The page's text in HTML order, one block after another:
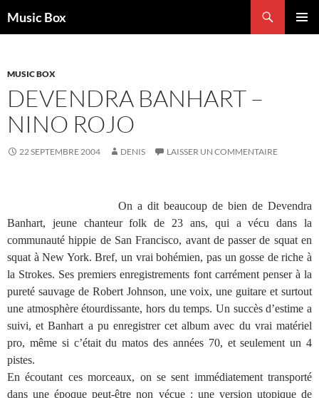
auMusic Box
MUSIC BOX
DEVENDRA BANHART –
NINO ROJO
22 SEPTEMBRE 2004 DENIS LAISSER UN COMMENTAIRE
On a dit beaucoup de bien de Devendra
Banhart, jeune chanteur folk de 23 ans, qui a vécu dans la
communauté hippie de San Francisco, avant de passer de squat en
squat à New York. Bref, un vrai bohémien, pas un gosse de riche à
la Strokes. Ses premiers enregistrements font carrément penser à la
pureté sauvage de Robert Johnson, une voix, une guitare et surtout
une atmosphère étourdissante, hors du temps. Un succès d’estime a
suivi, et Banhart a pu enregistrer cet album avec du vrai matériel
pro, même si c’était du matos des années 70, et seulement un 4
pistes.
En écoutant ces morceaux, on se sent immédiatement transporté
dans une époque peut-être non vécue : une version utopique de